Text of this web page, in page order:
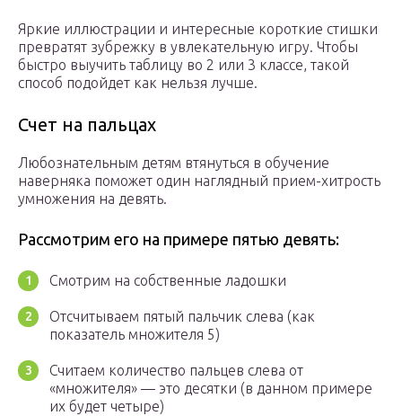
Яркие иллюстрации и интересные короткие стишки
превратят зубрежку в увлекательную игру. Чтобы
быстро выучить таблицу во 2 или 3 классе, такой
способ подойдет как нельзя лучше.
Счет на пальцах
Любознательным детям втянуться в обучение
наверняка поможет один наглядный прием-хитрость
умножения на девять.
Рассмотрим его на примере пятью девять:
Смотрим на собственные ладошки
Отсчитываем пятый пальчик слева (как
показатель множителя 5)
Считаем количество пальцев слева от
«множителя» — это десятки (в данном примере
их будет четыре)